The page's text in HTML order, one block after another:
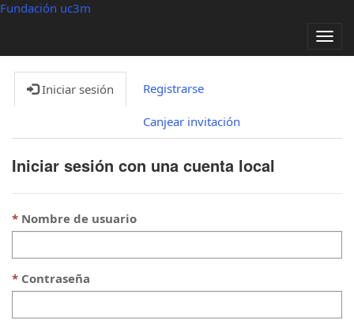
Fundación uc3m
Iniciar sesión Registrarse
Canjear invitación
Iniciar sesión con una cuenta local
Nombre de usuario
Contraseña